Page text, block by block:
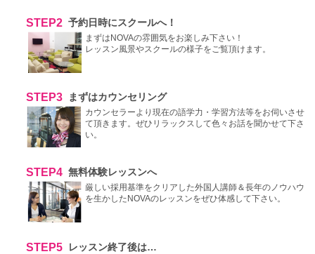
STEP2 予約日時にスクールへ！
まずはNOVAの雰囲気をお楽しみ下さい！
レッスン風景やスクールの様子をご覧頂けます。
STEP3 まずはカウンセリング
カウンセラーより現在の語学力・学習方法等をお伺いさせ
て頂きます。ぜひリラックスして色々お話を聞かせて下さ
い。
STEP4 無料体験レッスンへ
厳しい採用基準をクリアした外国人講師＆長年のノウハウ
を生かしたNOVAのレッスンをぜひ体感して下さい。
STEP5 レッスン終了後は…